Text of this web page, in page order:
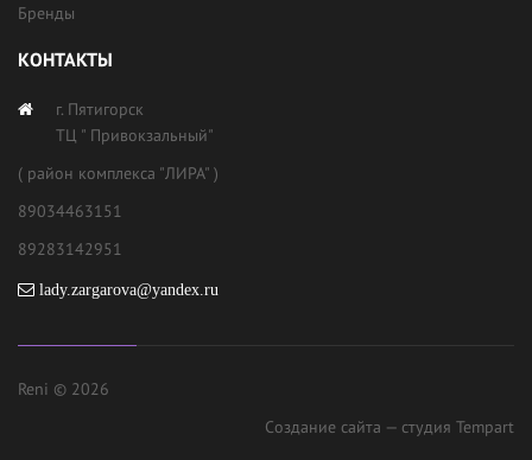
Бренды
КОНТАКТЫ
г. Пятигорск
ТЦ " Привокзальный"
( район комплекса "ЛИРА" )
89034463151
89283142951
lady.zargarova@yandex.ru
Reni © 2026
Создание сайта — студия Tempart